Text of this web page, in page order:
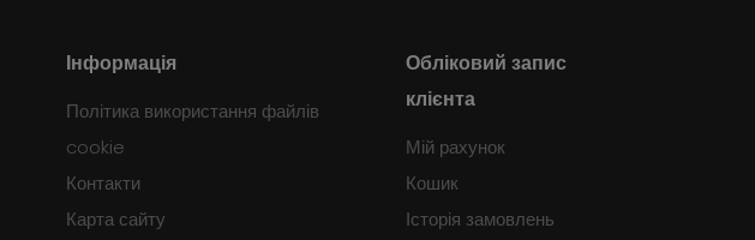
Інформація
Політика використання файлів
cookie
Контакти
Карта сайту
Обліковий запис
клієнта
Мій рахунок
Кошик
Історія замовлень